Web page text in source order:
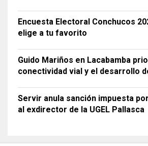
Encuesta Electoral Conchucos
elige a tu favorito
Guido Mariños en Lacabamba
conectividad vial y el desarrollo
Servir anula sanción impuesta
al exdirector de la UGEL Pallasca